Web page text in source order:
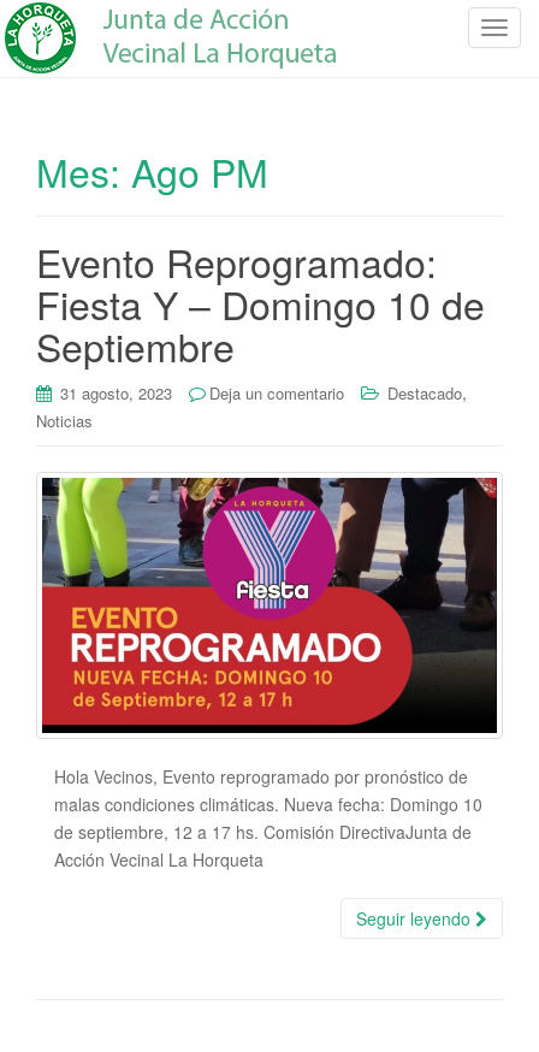
C
n
Mes: Ago PM
Evento Reprogramado:
Fiesta Y – Domingo 10 de
Septiembre
31 agosto, 2023 Deja un comentario Destacado,
Noticias
Hola Vecinos, Evento reprogramado por pronóstico de
malas condiciones climáticas. Nueva fecha: Domingo 10
de septiembre, 12 a 17 hs. Comisión DirectivaJunta de
Acción Vecinal La Horqueta
Seguir leyendo